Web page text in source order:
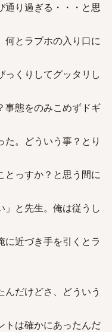
通り過ぎる・・・と思
何とラブホの入り口に
っくりしてグッタリし
事態をのみこめずドギ
。どういう事？とり
とっすか？と思う間に
」と先生。俺は従うし
に近づき手を引くとラ
だけどさ、どういう
トは確かにあったんだ